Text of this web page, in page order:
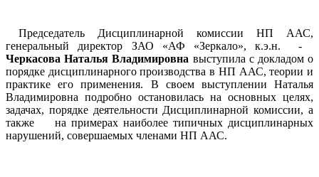
Председатель Дисциплинарной комиссии НП ААС,
генеральный директор ЗАО «АФ «Зеркало», к.э.н. -
Черкасова Наталья Владимировна выступила с докладом о
порядке дисциплинарного производства в НП ААС, теории и
практике его применения. В своем выступлении Наталья
Владимировна подробно остановилась на основных целях,
задачах, порядке деятельности Дисциплинарной комиссии, а
также на примерах наиболее типичных дисциплинарных
нарушений, совершаемых членами НП ААС.